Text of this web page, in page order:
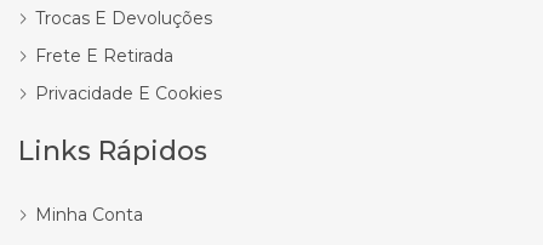
Trocas E Devoluções
Frete E Retirada
Privacidade E Cookies
Links Rápidos
Minha Conta